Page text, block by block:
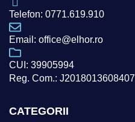
Telefon: 0771.619.910
Email: office@elhor.ro
CUI: 39905994
Reg. Com.: J2018013608407
CATEGORII